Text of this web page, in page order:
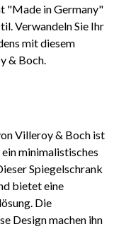
"Made in Germany"
Verwandeln Sie Ihr
mit diesem
& Boch.
Villeroy & Boch ist
minimalistisches
Spiegelschrank
bietet eine
Die
Design machen ihn